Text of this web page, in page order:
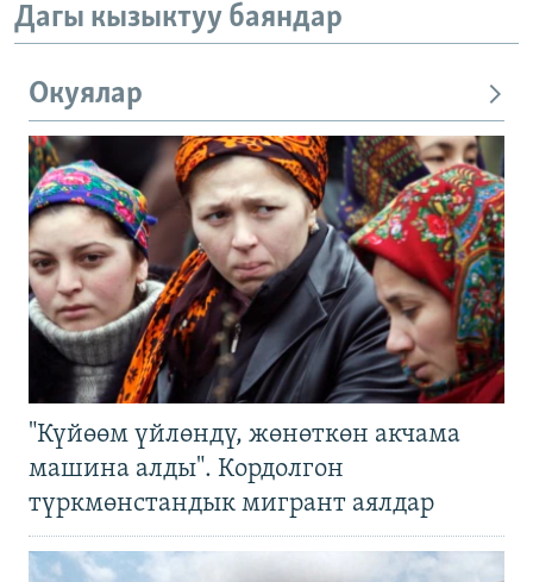
Дагы кызыктуу баяндар
Окуялар
"Күйөөм үйлөндү, жөнөткөн акчама
машина алды". Кордолгон
түркмөнстандык мигрант аялдар